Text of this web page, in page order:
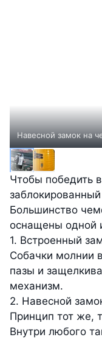
Навесной замок на
Чтобы победить
Большинство
оснащены одной
1. Встроенный
Собачки молнии
пазы и
механизм.
2. Навесной
Принцип тот же,
Внутри любого